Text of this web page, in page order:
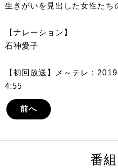
生きがいを見出した女性たち
【ナレーション】
石神愛子
【初回放送】メ～テレ：
4:55
前へ
番